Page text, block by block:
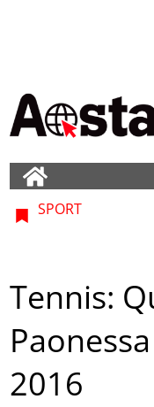
SPORT
Tennis:
2016